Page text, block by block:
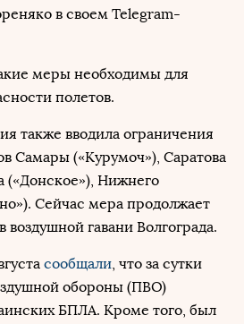
в своем Telegram-
меры необходимы для
полетов.
также вводила ограничения
Самары («Курумоч»), Саратова
(«Донское»), Нижнего
Сейчас мера продолжает
воздушной гавани Волгограда.
сообщали, что за сутки
обороны (ПВО)
БПЛА. Кроме того, был